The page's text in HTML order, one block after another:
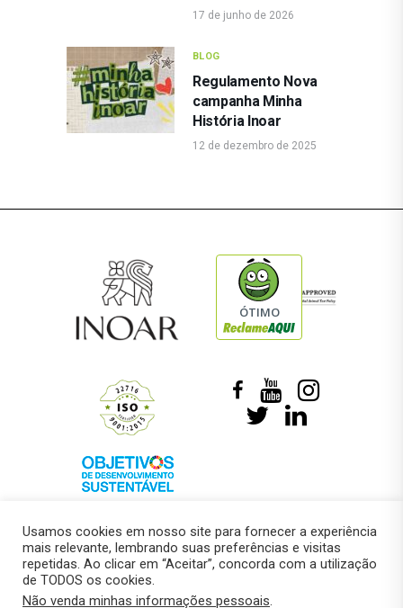
17 de junho de 2026
BLOG
Regulamento Nova
campanha Minha
História Inoar
12 de dezembro de 2025
ÓTIMO
© 2018 –Marcelo Roberto Pressi
Usamos cookies em nosso site para fornecer a experiência
mais relevante, lembrando suas preferências e visitas
repetidas. Ao clicar em “Aceitar”, concorda com a utilização
de TODOS os cookies.
Não venda minhas informações pessoais.